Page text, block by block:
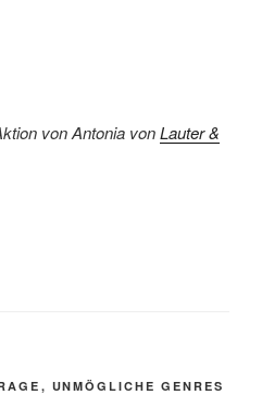
von Antonia vonLauter &
, UNMÖGLICHE GENRES